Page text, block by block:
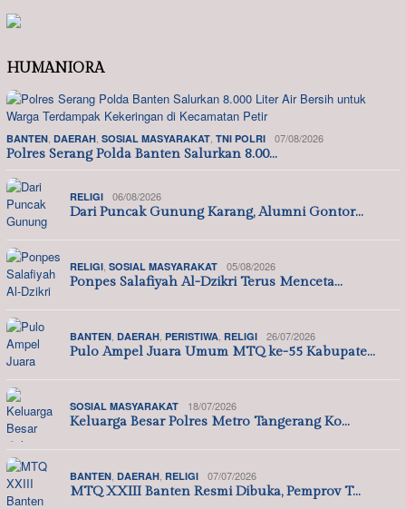
HUMANIORA
BANTEN DAERAH SOSIAL MASYARAKAT TNI POLRI 07/08/2026
Polres Serang Polda Banten Salurkan 8.00…
RELIGI 06/08/2026
Dari Puncak Gunung Karang, Alumni Gontor…
RELIGI SOSIAL MASYARAKAT 05/08/2026
Ponpes Salafiyah Al-Dzikri Terus Menceta…
BANTEN DAERAH PERISTIWA RELIGI 26/07/2026
Pulo Ampel Juara Umum MTQ ke-55 Kabupate…
SOSIAL MASYARAKAT 18/07/2026
Keluarga Besar Polres Metro Tangerang Ko…
BANTEN DAERAH RELIGI 07/07/2026
MTQ XXIII Banten Resmi Dibuka, Pemprov T…